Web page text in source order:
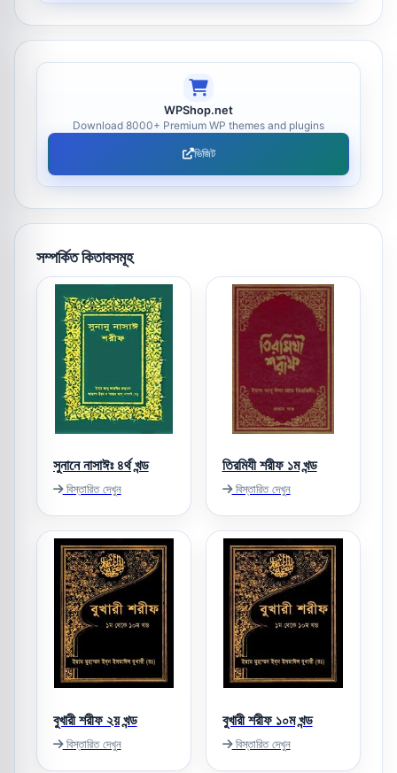
WPShop.net
Download 8000+ Premium WP themes and plugins
ভিজিট
সম্পর্কিত কিতাবসমূহ
সুনানে নাসাঈঃ ৪র্থ খন্ড
বিস্তারিত দেখুন
তিরমিযী শরীফ ১ম খন্ড
বিস্তারিত দেখুন
বুখারী শরীফ ২য় খন্ড
বিস্তারিত দেখুন
বুখারী শরীফ ১০ম খন্ড
বিস্তারিত দেখুন